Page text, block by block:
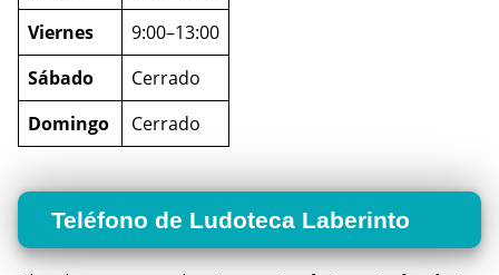
Viernes
9:00–13:00
Sábado
Cerrado
Domingo
Cerrado
Teléfono de Ludoteca Laberinto